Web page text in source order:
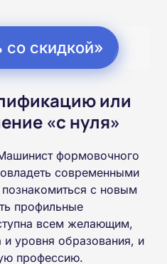
скидкой»
или
«с нуля»
формовочного
овладеть современными
с новым
профильные
всем желающим,
и уровня образования, и
профессию.